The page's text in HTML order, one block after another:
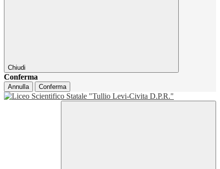
Chiudi
Conferma
Annulla Conferma